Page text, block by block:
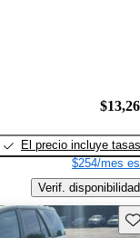
El precio incluye tasas
$254/mes
Verif. disponibilidad